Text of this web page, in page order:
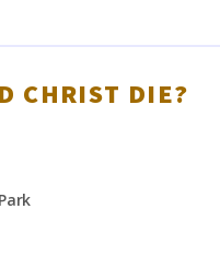
CHRIST DIE?